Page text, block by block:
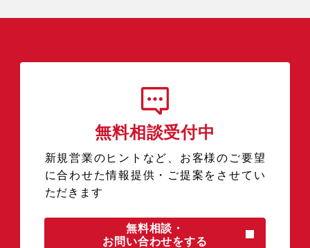
無料相談受付中
新規営業のヒントなど、お客様のご要望
に合わせた情報提供・ご提案をさせてい
ただきます
無料相談・
お問い合わせをする